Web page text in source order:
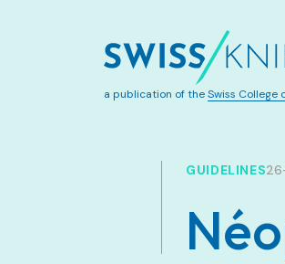
a publication of theSwiss College
GUIDELINES